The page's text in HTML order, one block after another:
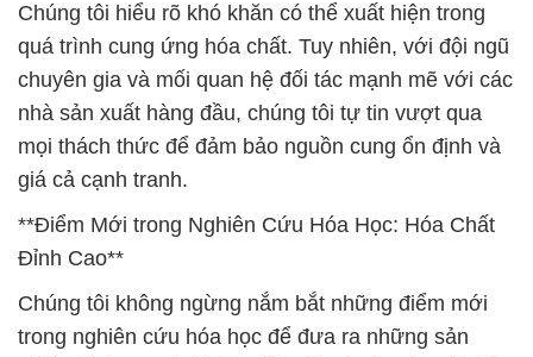
Chúng tôi hiểu rõ khó khăn có thể xuất hiện trong
quá trình cung ứng hóa chất. Tuy nhiên, với đội ngũ
chuyên gia và mối quan hệ đối tác mạnh mẽ với các
nhà sản xuất hàng đầu, chúng tôi tự tin vượt qua
mọi thách thức để đảm bảo nguồn cung ổn định và
giá cả cạnh tranh.
**Điểm Mới trong Nghiên Cứu Hóa Học: Hóa Chất
Đỉnh Cao**
Chúng tôi không ngừng nắm bắt những điểm mới
trong nghiên cứu hóa học để đưa ra những sản